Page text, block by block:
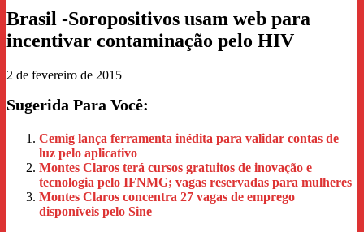
Brasil -Soropositivos usam web para
incentivar contaminação pelo HIV
2 de fevereiro de 2015
Sugerida Para Você:
Cemig lança ferramenta inédita para validar contas de
luz pelo aplicativo
Montes Claros terá cursos gratuitos de inovação e
tecnologia pelo IFNMG; vagas reservadas para mulheres
Montes Claros concentra 27 vagas de emprego
disponíveis pelo Sine